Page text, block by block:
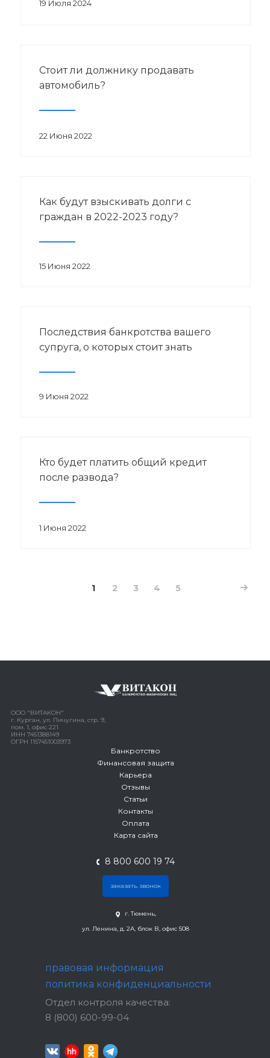
19 Июля 2024
Стоит ли должнику продавать
автомобиль?
22 Июня 2022
Как будут взыскивать долги с
граждан в 2022-2023 году?
15 Июня 2022
Последствия банкротства вашего
супруга, о которых стоит знать
9 Июня 2022
Кто будет платить общий кредит
после развода?
1 Июня 2022
1 2 3 4 5
ООО "ВИТАКОН"
г. Курган, ул. Пичугина, стр. 9,
пом. 1, офис 221
ИНН 7451388149
ОГРН 1157451003973
Банкротство
Финансовая защита
Карьера
Отзывы
Статьи
Контакты
Оплата
Карта сайта
8 800 600 19 74
заказать звонок
г. Тюмень,
ул. Ленина, д. 2А, блок В, офис 508
правовая информация
политика конфиденциальности
Отдел контроля качества:
8 (800) 600-99-04